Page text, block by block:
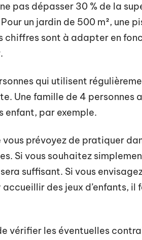
pas dépasser 30 % de la
un jardin de 500 m², une
chiffres sont à adapter en
qui utilisent
Une famille de 4 personnes
enfant, par exemple.
prévoyez de pratiquer
Si vous souhaitez
suffisant. Si vous
accueillir des jeux d’enfants,
vérifier les éventuelles